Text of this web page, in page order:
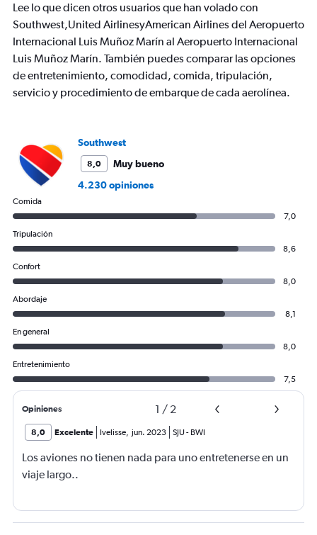
Lee lo que dicen otros usuarios que han volado con
Southwest,United AirlinesyAmerican Airlines del Aeropuerto
Internacional Luis Muñoz Marín al Aeropuerto Internacional
Luis Muñoz Marín. También puedes comparar las opciones
de entretenimiento, comodidad, comida, tripulación,
servicio y procedimiento de embarque de cada aerolínea.
Southwest
8,0
Muy bueno
4.230 opiniones
Comida
7,0
Tripulación
8,6
Confort
8,0
Abordaje
8,1
En general
8,0
Entretenimiento
7,5
Opiniones 1 / 2
8,0 Excelente Ivelisse, jun. 2023 SJU- BWI
Los aviones no tienen nada para uno entretenerse en un
viaje largo..